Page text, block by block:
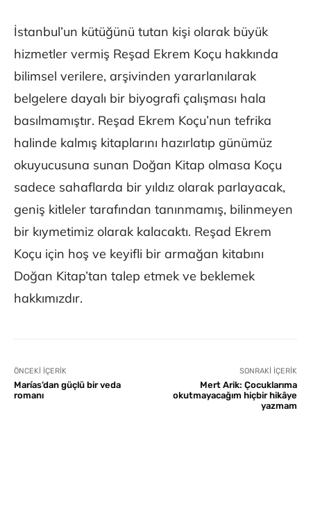
İstanbul’un kütüğünü tutan kişi olarak büyük
hizmetler vermiş Reşad Ekrem Koçu hakkında
bilimsel verilere, arşivinden yararlanılarak
belgelere dayalı bir biyografi çalışması hala
basılmamıştır. Reşad Ekrem Koçu’nun tefrika
halinde kalmış kitaplarını hazırlatıp günümüz
okuyucusuna sunan Doğan Kitap olmasa Koçu
sadece sahaflarda bir yıldız olarak parlayacak,
geniş kitleler tarafından tanınmamış, bilinmeyen
bir kıymetimiz olarak kalacaktı. Reşad Ekrem
Koçu için hoş ve keyifli bir armağan kitabını
Doğan Kitap’tan talep etmek ve beklemek
hakkımızdır.
ÖNCEKI İÇERIK
Marías’dan güçlü bir veda
romanı
SONRAKI İÇERIK
Mert Arik: Çocuklarıma
okutmayacağım hiçbir hikâye
yazmam